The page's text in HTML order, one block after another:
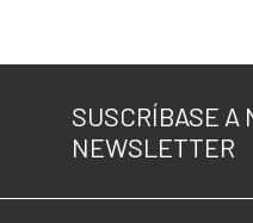
SUSCRÍBASE A
NEWSLETTER